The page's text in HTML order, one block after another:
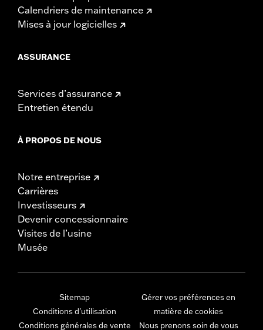
Calendriers de maintenance
Mises à jour logicielles
ASSURANCE
Services d’assurance
Entretien étendu
À PROPOS DE NOUS
Notre entreprise
Carrières
Investisseurs
Devenir concessionnaire
Visites de l’usine
Musée
Sitemap
Conditions d'utilisation
Conditions générales de vente
Gérer vos préférences en
matière de cookies
Nous prenons soin de vous